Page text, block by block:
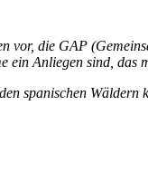
vor, die GAP
ein Anliegen sind, das
spanischen